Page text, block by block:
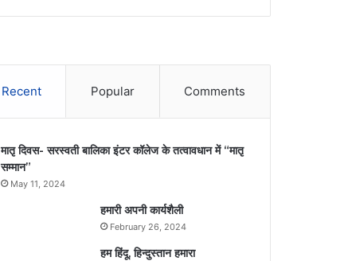
Recent Popular Comments
मातृ दिवस- सरस्वती बालिका इंटर कॉलेज के तत्वावधान में “मातृ
सम्मान”
May 11, 2024
हमारी अपनी कार्यशैली
February 26, 2024
हम हिंदू, हिन्दुस्तान हमारा